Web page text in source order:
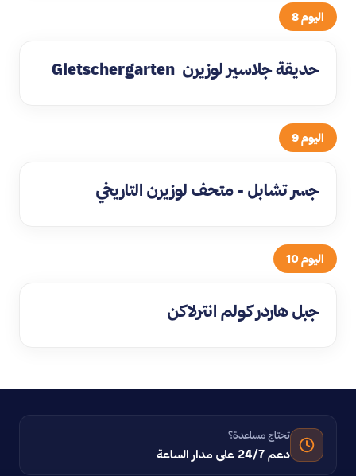
اليوم 8
حديقة جلاسير لوزيرن Gletschergarten
اليوم 9
جسر تشابل - متحف لوزيرن التاريخي
اليوم 10
جبل هاردر كولم انترلاكن
تحتاج مساعدة؟
دعم 24/7 على مدار الساعة